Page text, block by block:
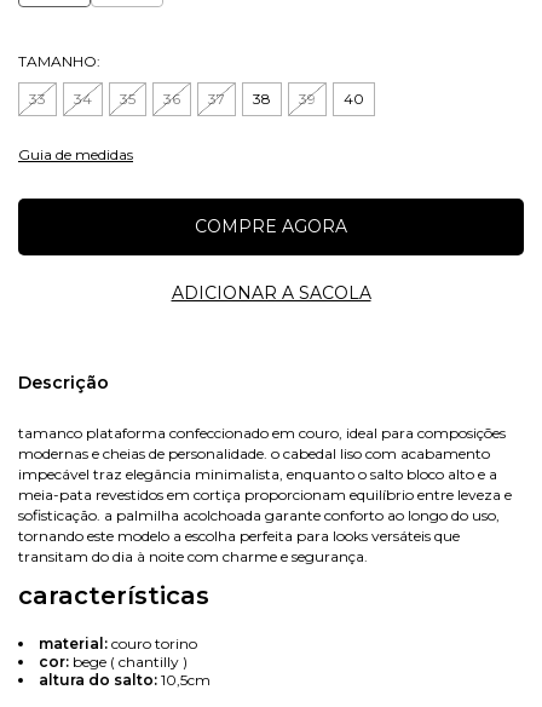
TAMANHO:
33 34 35 36 37 38 39 40
Guia de medidas
E-mail
Descrição
tamanco plataforma confeccionado em couro, ideal para composições
modernas e cheias de personalidade. o cabedal liso com acabamento
impecável traz elegância minimalista, enquanto o salto bloco alto e a
meia-pata revestidos em cortiça proporcionam equilíbrio entre leveza e
sofisticação. a palmilha acolchoada garante conforto ao longo do uso,
tornando este modelo a escolha perfeita para looks versáteis que
transitam do dia à noite com charme e segurança.
características
material: couro torino
cor: bege ( chantilly )
altura do salto: 10,5cm